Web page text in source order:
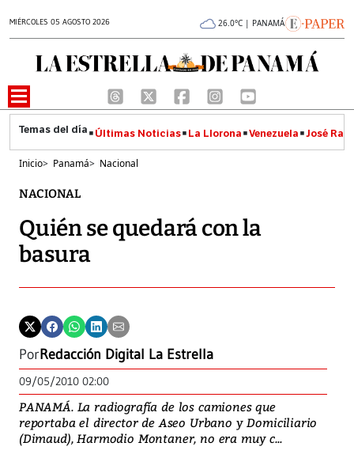
MIÉRCOLES 05 AGOSTO 2026 26.0°C | PANAMÁ
Últimas Noticias La Llorona Venezuela José
Inicio> Panamá> Nacional
NACIONAL
Quién se quedará con la
basura
PorRedacción Digital La Estrella
09/05/2010 02:00
PANAMÁ. La radiografía de los camiones que
reportaba el director de Aseo Urbano y Domiciliario
(Dimaud), Harmodio Montaner, no era muy c...